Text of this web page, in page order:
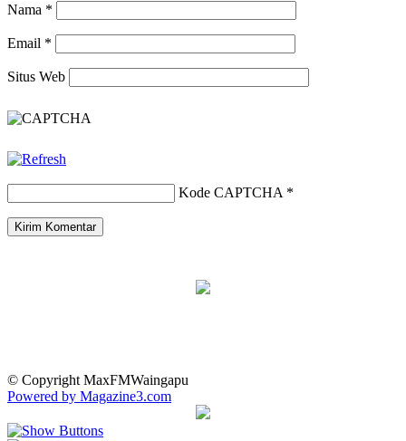
Nama *
Email *
Situs Web
Kode CAPTCHA *
© Copyright MaxFMWaingapu
Powered by Magazine3.com